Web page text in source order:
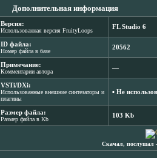
Дополнительная информация
Версия:
Использованная версия FruityLoops
FL Studio 6
ID файла:
Номер файла в базе
20562
Примечание:
Комментарии автора
―
VSTi/DXi:
Использованные внешние синтезаторы и
плагины
▪ Не
Размер файла:
Размер файла в Kb
103 Kb
Скачал, послушал